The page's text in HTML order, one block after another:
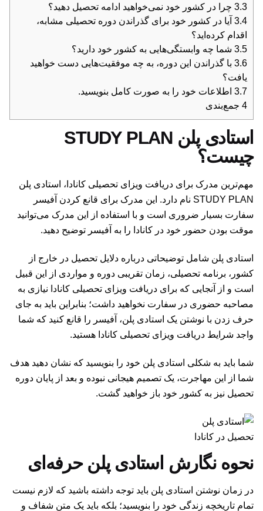
3.3 چرا در کشور خود نمی‌خواهید ادامه تحصیل دهید؟
3.4 آیا در کشور خود برای گذراندن دوره تحصیلی مشابه،
اقدام کرده‌اید؟
3.5 شما چه وابستگی‌هایی به کشور خود دارید؟
3.6 با گذراندن این دوره، به چه موفقیت‌هایی دست خواهید
یافت؟
3.7 اطلاعات خود را به صورت کامل بنویسید.
4 جمع‌بندی
استادی پلن STUDY PLAN
چیست؟
مهم‌ترین مدرک برای دریافت ویزای تحصیلی کانادا، استادی پلن
STUDY PLAN نام دارد. این مدرک برای قانع کردن آفیسر
سفارت بسیار ضروری است و با استفاده از این مدرک می‌توانید
موقت بودن حضور خود در کانادا را به آفیسر توضیح دهید.
استادی پلن شامل توضیحاتی درباره دلایل تحصیل در خارج از
کشور، برنامه تحصیلی، زمان تقریبی دوره و مواردی از این قبیل
است و از آنجایی که برای دریافت ویزای تحصیلی کانادا نیازی به
مصاحبه حضوری در سفارت نخواهید داشت؛ بنابراین باید به جای
حرف‌ زدن با نوشتن یک استادی پلن، آفیسر را قانع کنید که شما
واجد شرایط دریافت ویزای تحصیلی کانادا هستید.
شما باید به شکلی استادی پلن خود را بنویسید که نشان دهید هدف
شما از این مهاجرت، یک تصمیم هیجانی نبوده و بعد از پایان دوره
تحصیل نیز به کشور خود باز خواهید گشت.
تحصیل در کانادا
نحوه نگارش استادی پلن حرفه‌ای
در زمان نوشتن استادی پلن باید توجه داشته باشید که لازم نیست
تمام تاریخچه زندگی خود را بنویسید؛ بلکه باید یک متن شفاف و